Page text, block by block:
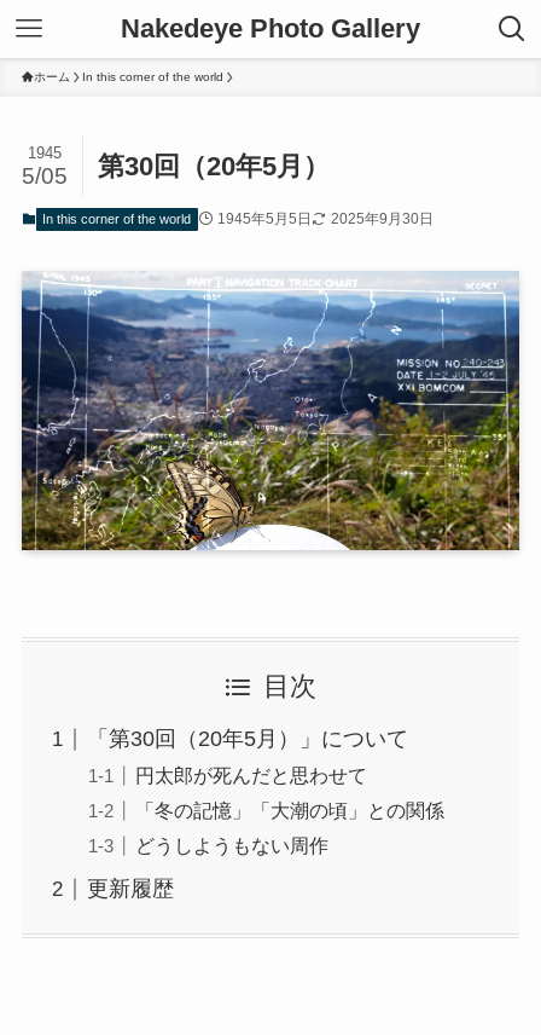
Nakedeye Photo Gallery
ホーム In this corner of the world
第30回（20年5月）
1945
5/05
In this corner of the world 1945年5月5日 2025年9月30日
目次
「第30回（20年5月）」について
円太郎が死んだと思わせて
「冬の記憶」「大潮の頃」との関係
どうしようもない周作
更新履歴